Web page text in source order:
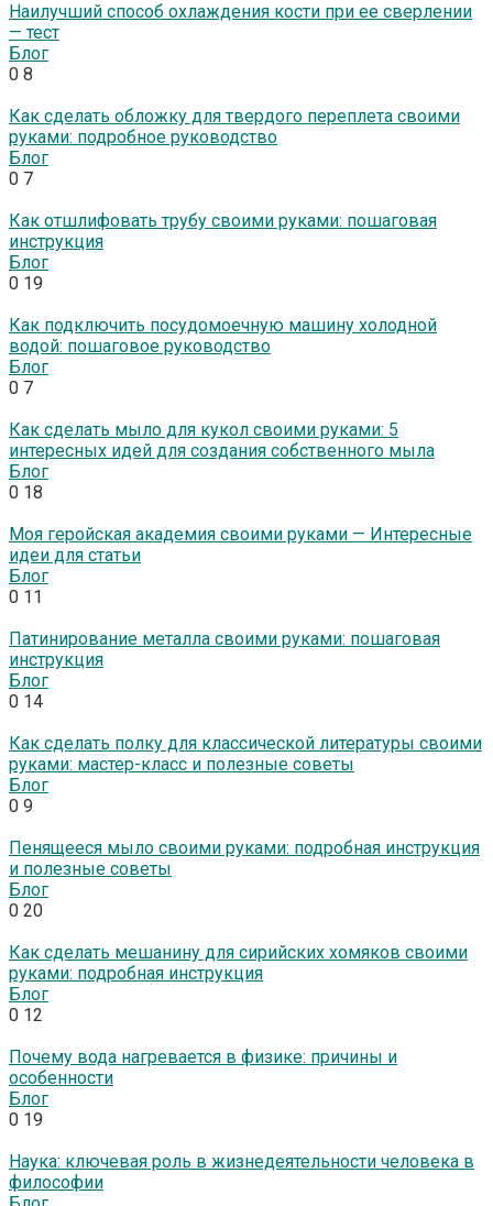
Наилучший способ охлаждения кости при ее сверлении
— тест
Блог
0 8
Как сделать обложку для твердого переплета своими
руками: подробное руководство
Блог
0 7
Как отшлифовать трубу своими руками: пошаговая
инструкция
Блог
0 19
Как подключить посудомоечную машину холодной
водой: пошаговое руководство
Блог
0 7
Как сделать мыло для кукол своими руками: 5
интересных идей для создания собственного мыла
Блог
0 18
Моя геройская академия своими руками — Интересные
идеи для статьи
Блог
0 11
Патинирование металла своими руками: пошаговая
инструкция
Блог
0 14
Как сделать полку для классической литературы своими
руками: мастер-класс и полезные советы
Блог
0 9
Пенящееся мыло своими руками: подробная инструкция
и полезные советы
Блог
0 20
Как сделать мешанину для сирийских хомяков своими
руками: подробная инструкция
Блог
0 12
Почему вода нагревается в физике: причины и
особенности
Блог
0 19
Наука: ключевая роль в жизнедеятельности человека в
философии